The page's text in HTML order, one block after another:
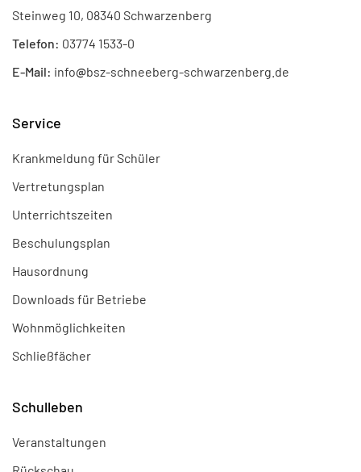
Steinweg 10, 08340 Schwarzenberg
Telefon: 03774 1533-0
E-Mail: info@bsz-schneeberg-schwarzenberg.de
Service
Krankmeldung für Schüler
Vertretungsplan
Unterrichtszeiten
Beschulungsplan
Hausordnung
Downloads für Betriebe
Wohnmöglichkeiten
Schließfächer
Schulleben
Veranstaltungen